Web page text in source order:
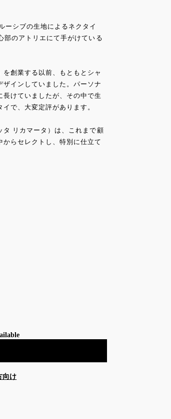
ーシブの生地によるネクタイ
部のアトリエにて手がけている
創業する以前、もともとシャ
インしていました。パーソナ
けていましたが、その中で生
で、大変定評があります。
リカマータ）は、これまで顧
らセレクトし、特別に仕立て
向け